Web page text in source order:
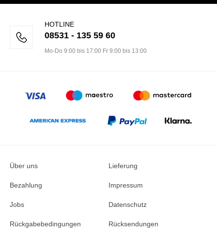
HOTLINE
08531 - 135 59 60
Mo-Do 9:00 bis 17:00 Fr 9:00 bis 13:00
Über uns Lieferung
Bezahlung Impressum
Jobs Datenschutz
Rückgabebedingungen Rücksendungen